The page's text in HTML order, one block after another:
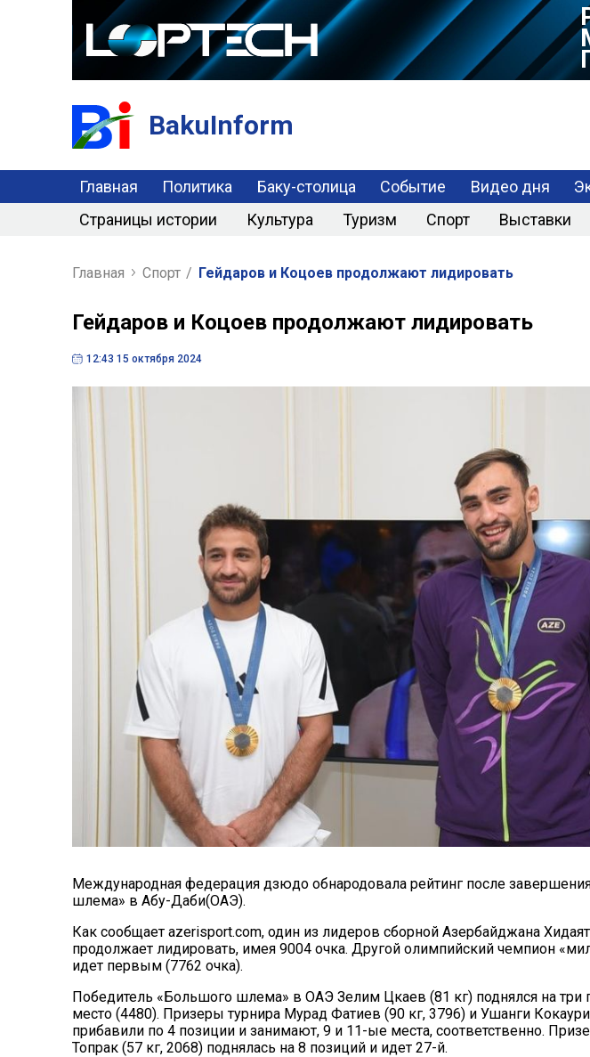
BakuInform
Главная Политика Баку-столица Событие Видео дня
Страницы истории
Культура Туризм Спорт Выставки
Главная Спорт / Гейдаров и Коцоев продолжают лидировать
Гейдаров и Коцоев продолжают лидировать
12:43 15 октября 2024
Международная федерация дзюдо обнародовала рейтинг после
шлема» в Абу-Даби(ОАЭ).
Как сообщает azerisport.com, один из лидеров сборной Азербайджана
продолжает лидировать, имея 9004 очка. Другой олимпийский чемпион
идет первым (7762 очка).
Победитель «Большого шлема» в ОАЭ Зелим Цкаев (81 кг) поднялся на три
место (4480). Призеры турнира Мурад Фатиев (90 кг, 3796) и Ушанги
прибавили по 4 позиции и занимают, 9 и 11-ые места, соответственно.
Топрак (57 кг, 2068) поднялась на 8 позиций и идет 27-й.